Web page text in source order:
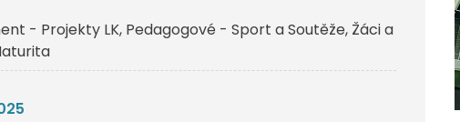
- Projekty LK Pedagogové - Sport a Soutěže Žáci a